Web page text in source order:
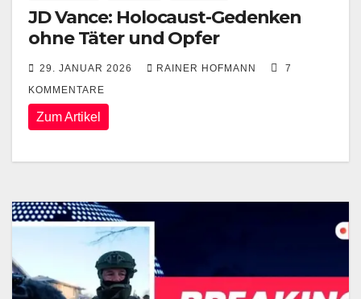
JD Vance: Holocaust-Gedenken
ohne Täter und Opfer
29. JANUAR 2026 RAINER HOFMANN
7
KOMMENTARE
Zum Artikel